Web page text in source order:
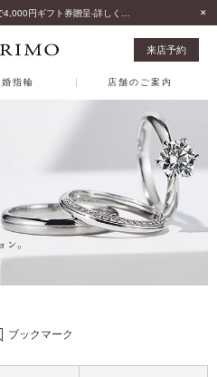
来店予約
婚指輪 店舗のご案内
ン。
ブックマーク